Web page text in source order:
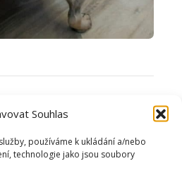
Souhlas
používáme k ukládání a/nebo
technologie jako jsou soubory